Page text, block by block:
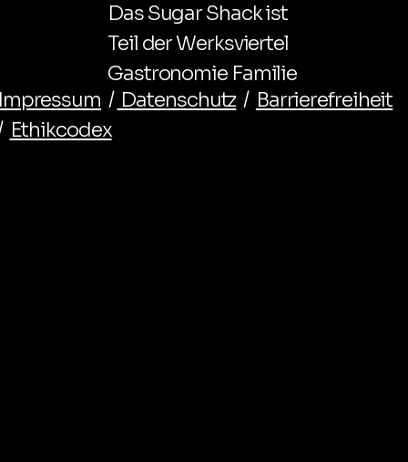
Das Sugar Shack ist
Teil der Werksviertel
Gastronomie Familie
/ Datenschutz / Barrierefreiheit
Ethikcodex